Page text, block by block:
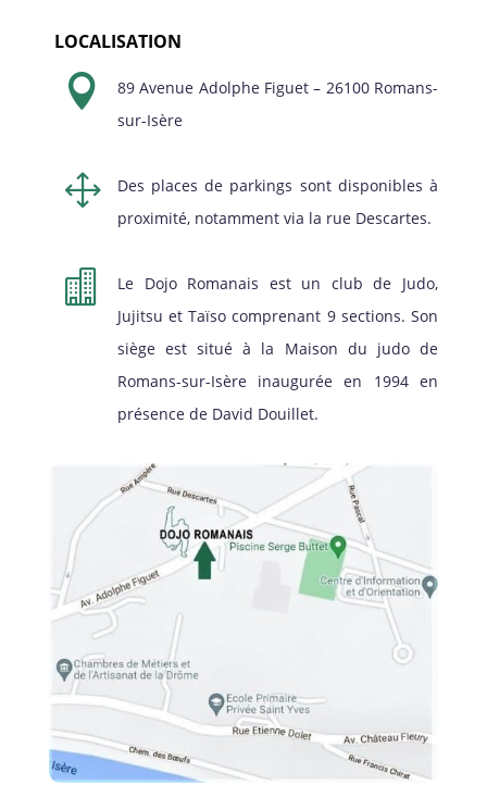
LOCALISATION

89 Avenue Adolphe Figuet – 26100 Romans-
sur-Isère
1
Des places de parkings sont disponibles à
proximité, notamment via la rue Descartes.

Le Dojo Romanais est un club de Judo,
Jujitsu et Taïso comprenant 9 sections. Son
siège est situé à la Maison du judo de
Romans-sur-Isère inaugurée en 1994 en
présence de David Douillet.